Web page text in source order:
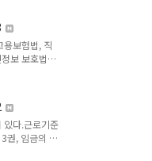
근로를 말
라도 사용
에 관한 증명
어야 한다. ②
야 한다. ▶
한은 퇴직
용보험법, 직
보 보호법까
리와 노동 3
련 지원 제
촘촘한 조
휴직의 분할
의 결격사유
호위원회의
있다.근로기준
권, 임금의 정
지.이 모든